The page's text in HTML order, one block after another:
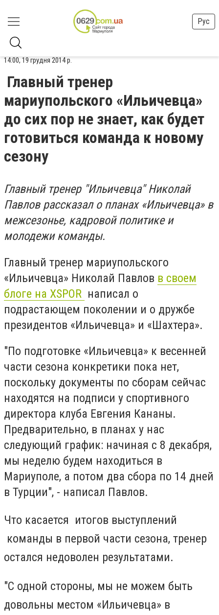
Рус
14:00, 19 грудня 2014 р.
Главный тренер
мариупольского «Ильичевца»
до сих пор не знает, как будет
готовиться команда к новому
сезону
Главный тренер "Ильичевца" Николай
Павлов рассказал о планах «Ильичевца» в
межсезонье, кадровой политике и
молодежи команды.
Главный тренер мариупольского
«Ильичевца» Николай Павлов в своем
блоге на XSPOR написал о
подрастающем поколении и о дружбе
президентов «Ильичевца» и «Шахтера».
"По подготовке «Ильичевца» к весенней
части сезона конкретики пока нет,
поскольку документы по сборам сейчас
находятся на подписи у спортивного
директора клуба Евгения Кананы.
Предварительно, в планах у нас
следующий график: начиная с 8 декабря,
мы неделю будем находиться в
Мариуполе, а потом два сбора по 14 дней
в Турции", - написал Павлов.
Что касается итогов выступлений
команды в первой части сезона, тренер
остался недоволен результатами.
"С одной стороны, мы не можем быть
довольны местом «Ильичевца» в